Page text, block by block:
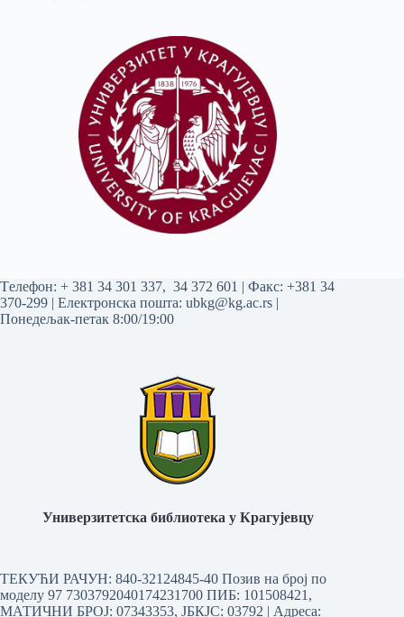
Tелефон: + 381 34 301 337, 34 372 601 | Факс: +381 34
370-299 | Електронска пошта: ubkg@kg.ac.rs |
Понедељак-петак 8:00/19:00
Универзитетска библиотека у Крагујевцу
ТЕКУЋИ РАЧУН: 840-32124845-40 Позив на број по
моделу 97 7303792040174231700 ПИБ: 101508421,
МАТИЧНИ БРОЈ: 07343353, ЈБКЈС: 03792 | Aдреса: